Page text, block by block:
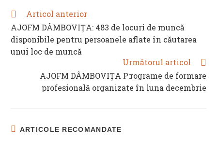
READ
ARTICLES
Articol anterior
AJOFM DÂMBOVIȚA: 483 de locuri de muncă
disponibile pentru persoanele aflate în căutarea
unui loc de muncă
Următorul articol
AJOFM DÂMBOVIȚA P:rograme de formare
profesională organizate în luna decembrie
ARTICOLE RECOMANDATE